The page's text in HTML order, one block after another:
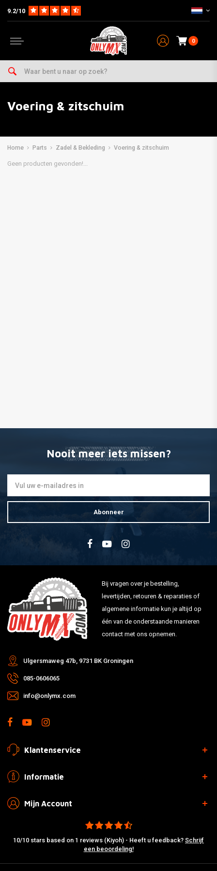
9.2/10
0
Voering & zitschuim
Home Parts Zadel & Bekleding Voering & zitschuim
Geen producten gevonden!...
Nooit meer iets missen?
Abonneer
Bij vragen over je bestelling,
levertijden, retouren & reparaties of
algemene informatie kun je altijd op
één van de onderstaande manieren
contact met ons opnemen.
Ulgersmaweg 47b, 9731 BK Groningen
085-0606065
info@onlymx.com
Klantenservice
Informatie
Mijn Account
10/10 stars based on 1 reviews (Kiyoh) - Heeft u feedback? Schrijf
een beoordeling!